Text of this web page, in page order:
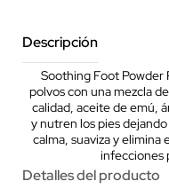
Descripción
Soothing Foot Powder
polvos con una mezcla
calidad, aceite de emú,
y nutren los pies
calma, suaviza y elimina
infecciones
Detalles del producto